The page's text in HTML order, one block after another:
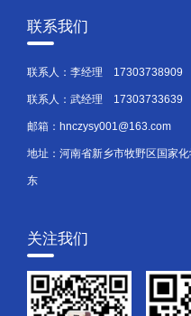
联系我们
联系人：李经理 17303738909
联系人：武经理 17303733639
邮箱：hnczysy001@163.com
地址：河南省新乡市牧野区国家
东
关注我们